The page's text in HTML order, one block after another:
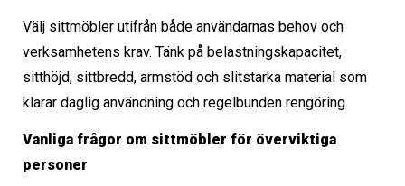
Välj sittmöbler utifrån både användarnas behov och
verksamhetens krav. Tänk på belastningskapacitet,
sitthöjd, sittbredd, armstöd och slitstarka material som
klarar daglig användning och regelbunden rengöring.
Vanliga frågor om sittmöbler för överviktiga
personer